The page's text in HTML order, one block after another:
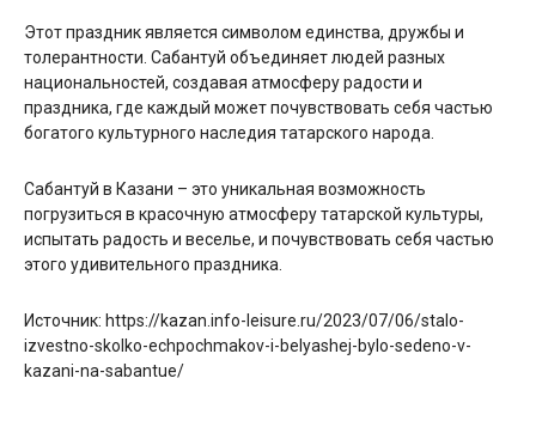
Этот праздник является символом единства, дружбы и
толерантности. Сабантуй объединяет людей разных
национальностей, создавая атмосферу радости и
праздника, где каждый может почувствовать себя частью
богатого культурного наследия татарского народа.
Сабантуй в Казани – это уникальная возможность
погрузиться в красочную атмосферу татарской культуры,
испытать радость и веселье, и почувствовать себя частью
этого удивительного праздника.
Источник: https://kazan.info-leisure.ru/2023/07/06/stalo-
izvestno-skolko-echpochmakov-i-belyashej-bylo-sedeno-v-
kazani-na-sabantue/